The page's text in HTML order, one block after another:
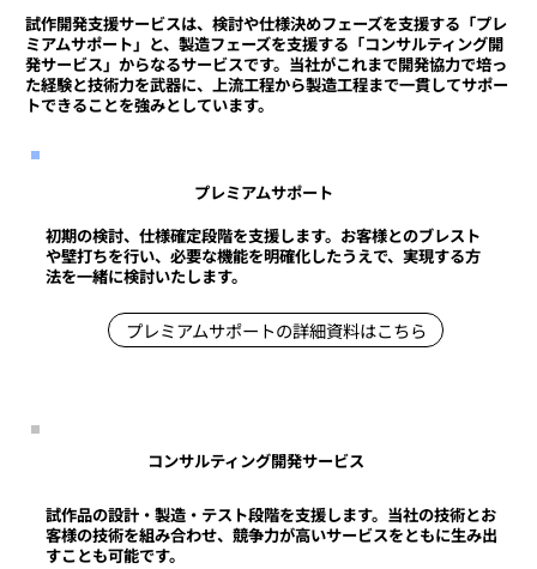
試作開発支援サービスは、検討や仕様決めフェーズを支援する「プレ
ミアムサポート」と、製造フェーズを支援する「コンサルティング開
発サービス」からなるサービスです。当社がこれまで開発協力で培っ
た経験と技術力を武器に、上流工程から製造工程まで一貫してサポー
トできることを強みとしています。
プレミアムサポート
初期の検討、仕様確定段階を支援します。お客様とのブレスト
や壁打ちを行い、必要な機能を明確化したうえで、実現する方
法を一緒に検討いたします。
コンサルティング開発サービス
試作品の設計・製造・テスト段階を支援します。当社の技術とお
客様の技術を組み合わせ、競争力が高いサービスをともに生み出
すことも可能です。
プレミアムサポートの詳細資料はこちら